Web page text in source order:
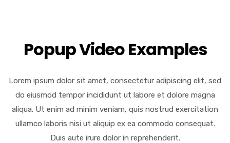
Popup Video Examples
Lorem ipsum dolor sit amet, consectetur adipiscing elit, sed
do eiusmod tempor incididunt ut labore et dolore magna
aliqua. Ut enim ad minim veniam, quis nostrud exercitation
ullamco laboris nisi ut aliquip ex ea commodo consequat.
Duis aute irure dolor in reprehenderit.